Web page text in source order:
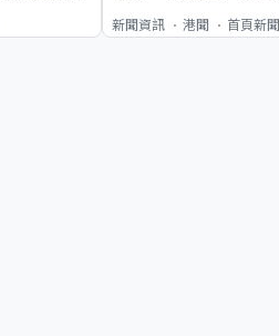
新聞資訊 港聞 首頁新聞